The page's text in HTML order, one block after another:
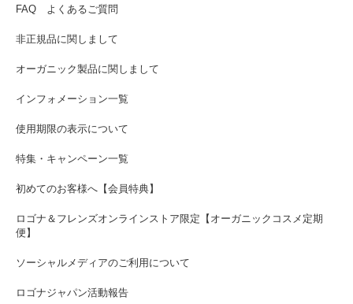
FAQ よくあるご質問
非正規品に関しまして
オーガニック製品に関しまして
インフォメーション一覧
使用期限の表示について
特集・キャンペーン一覧
初めてのお客様へ【会員特典】
ロゴナ＆フレンズオンラインストア限定【オーガニックコスメ定期
便】
ソーシャルメディアのご利用について
ロゴナジャパン活動報告